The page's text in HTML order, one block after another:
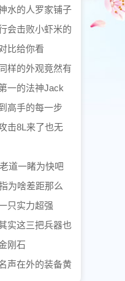
水的人罗家铺子
会击败小虾米的
比给你看
样的外观竟然有
一的法神Jack
高手的每一步
击8L来了也无
道一睹为快吧
为啥差距那么
只实力超强
实这三把兵器也
刚石
声在外的装备黄